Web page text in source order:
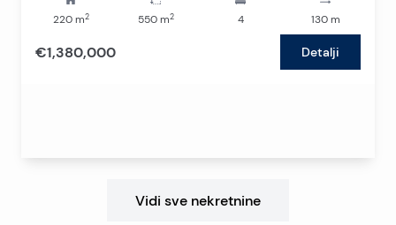
220m2 550m2 4 130m
€1,380,000 Detalji
Vidi sve nekretnine